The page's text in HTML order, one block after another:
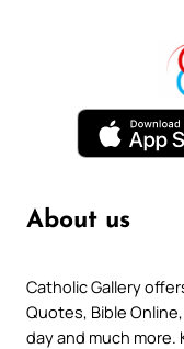
About us
Catholic Gallery
Quotes, Bible
day and much